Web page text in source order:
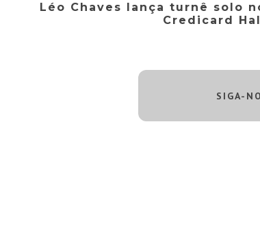
Léo Chaves lança turnê solo
Credicard Hall
SIGA-